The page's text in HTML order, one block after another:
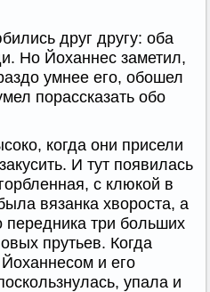
друг другу: оба
Но Йоханнес заметил,
умнее его, обошел
порассказать обо
когда они присели
И тут появилась
с клюкой в
вязанка хвороста, а
передника три больших
прутьев. Когда
и его
упала и